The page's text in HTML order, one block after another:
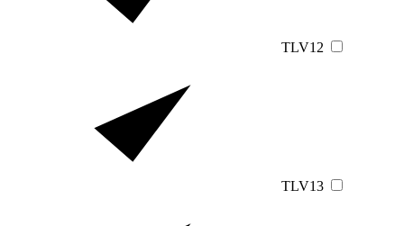
TLV12
TLV13